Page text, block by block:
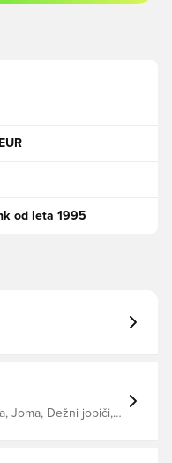
od leta 1995
Joma, Dežni jopiči,